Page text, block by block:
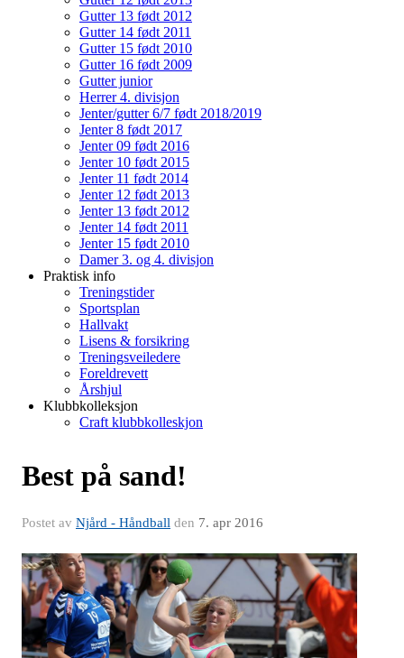
Gutter 13 født 2012
Gutter 14 født 2011
Gutter 15 født 2010
Gutter 16 født 2009
Gutter junior
Herrer 4. divisjon
Jenter/gutter 6/7 født 2018/2019
Jenter 8 født 2017
Jenter 09 født 2016
Jenter 10 født 2015
Jenter 11 født 2014
Jenter 12 født 2013
Jenter 13 født 2012
Jenter 14 født 2011
Jenter 15 født 2010
Damer 3. og 4. divisjon
Praktisk info
Treningstider
Sportsplan
Hallvakt
Lisens & forsikring
Treningsveiledere
Foreldrevett
Årshjul
Klubbkolleksjon
Craft klubbkolleskjon
Best på sand!
Postet av Njård - Håndball den 7. apr 2016